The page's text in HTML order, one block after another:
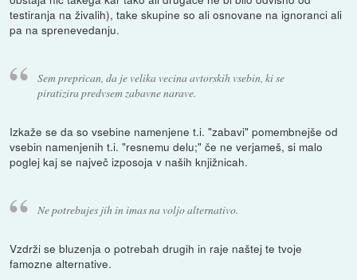
testiranja na živalih), take skupine so ali osnovane na ignoranci ali
pa na sprenevedanju.
Sem preprican, da je velika vecina avtorskih vsebin, ki se
piratizira predvsem zabavne narave.
Izkaže se da so vsebine namenjene t.i. "zabavi" pomembnejše od
vsebin namenjenih t.i. "resnemu delu;" če ne verjameš, si malo
poglej kaj se največ izposoja v naših knjižnicah.
Ne potrebujes jih in imas na voljo alternativo.
Vzdrži se bluzenja o potrebah drugih in raje naštej te tvoje
famozne alternative.